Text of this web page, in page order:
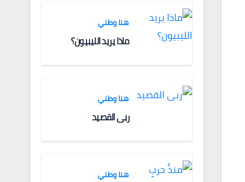
هنا وطني
ماذا يريد الليبيون؟
هنا وطني
ربى القصيد
هنا وطني